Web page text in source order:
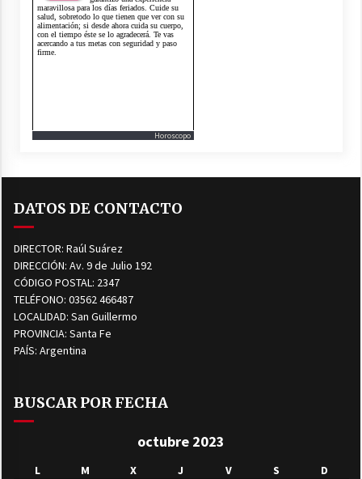
Horoscopo
DATOS DE CONTACTO
DIRECTOR: Raúl Suárez
DIRECCIÓN: Av. 9 de Julio 192
CÓDIGO POSTAL: 2347
TELÉFONO: 03562 466487
LOCALIDAD: San Guillermo
PROVINCIA: Santa Fe
PAÍS: Argentina
BUSCAR POR FECHA
octubre 2023
L M X J V S
D